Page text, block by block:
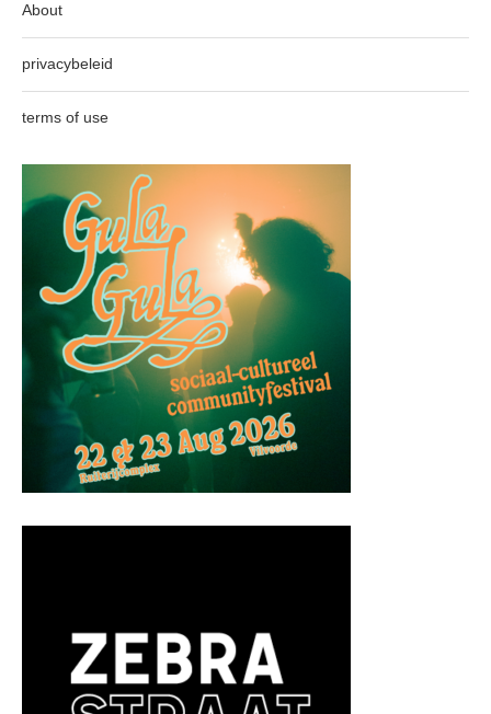
About
privacybeleid
terms of use